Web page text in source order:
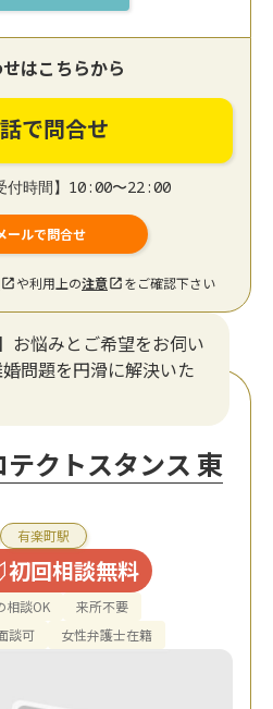
はこちらから
で問合せ
付時間】10:00〜22:00
ールで問合せ
や利用上の注意 をご確認下さい
お悩みとご希望をお伺い
問題を円滑に解決いた
クトスタンス 東
有楽町駅
初回相談無料
相談OK
来所不要
談可 女性弁護士在籍